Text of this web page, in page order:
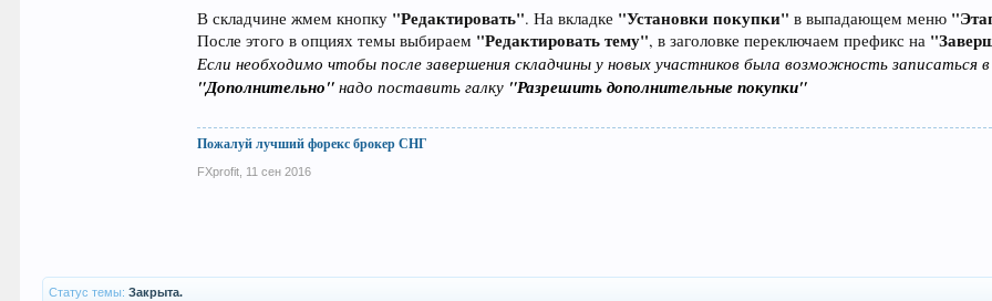
В складчине жмем кнопку "Редактировать". На вкладке "Установки покупки" в выпадающем меню
После этого в опциях темы выбираем "Редактировать тему", в заголовке переключаем префикс на
Если необходимо чтобы после завершения складчины у новых участников была возможность записаться
"Дополнительно" надо поставить галку "Разрешить дополнительные покупки"
Пожалуй лучший форекс брокер СНГ
FXprofit 11 сен 2016
Статус темы: Закрыта.